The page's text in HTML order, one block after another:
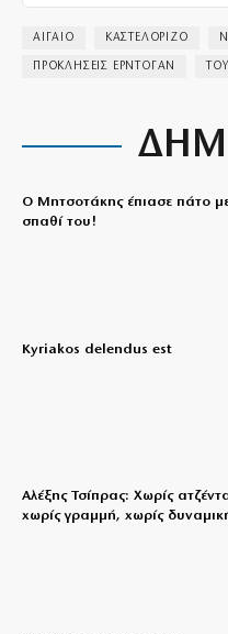
ΑΙΓΑΙΟ ΚΑΣΤΕΛΟΡΙΖΟ
ΠΡΟΚΛΗΣΕΙΣ ΕΡΝΤΟΓΑΝ
Ο Μητσοτάκης έπιασε πάτο
σπαθί του!
Kyriakos delendus est
Αλέξης Τσίπρας: Χωρίς
χωρίς γραμμή, χωρίς